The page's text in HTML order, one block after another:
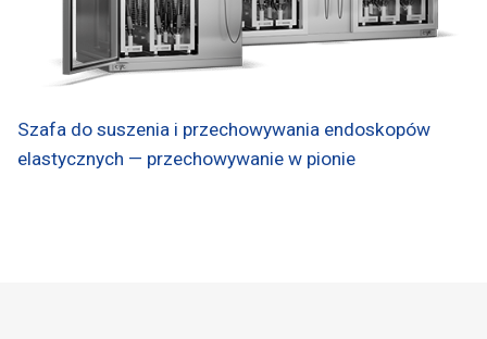
Szafa do suszenia i przechowywania endoskopów
elastycznych — przechowywanie w pionie